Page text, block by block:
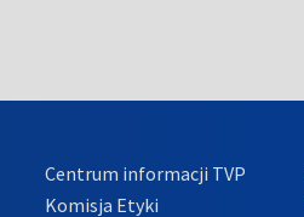
Centrum informacji TVP
Komisja Etyki